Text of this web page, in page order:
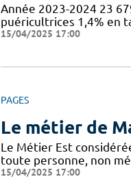
Année 2023-2024 23
puéricultrices 1,4% en
15/04/2025 17:00
PAGES
Le métier de
Le Métier Est
toute personne, non
15/04/2025 17:00